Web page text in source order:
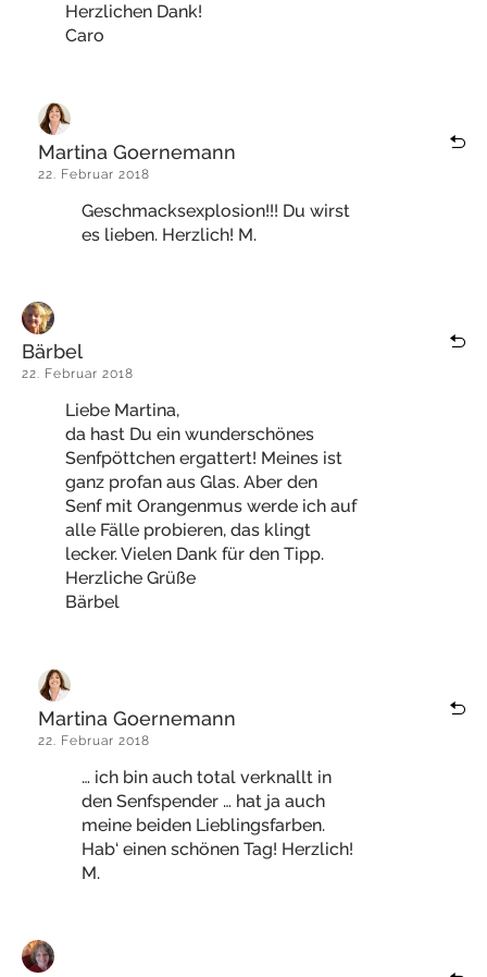
Herzlichen Dank!
Caro
Martina Goernemann
22. Februar 2018
Geschmacksexplosion!!! Du wirst
es lieben. Herzlich! M.
Bärbel
22. Februar 2018
Liebe Martina,
da hast Du ein wunderschönes
Senfpöttchen ergattert! Meines ist
ganz profan aus Glas. Aber den
Senf mit Orangenmus werde ich auf
alle Fälle probieren, das klingt
lecker. Vielen Dank für den Tipp.
Herzliche Grüße
Bärbel
Martina Goernemann
22. Februar 2018
… ich bin auch total verknallt in
den Senfspender … hat ja auch
meine beiden Lieblingsfarben.
Hab‘ einen schönen Tag! Herzlich!
M.